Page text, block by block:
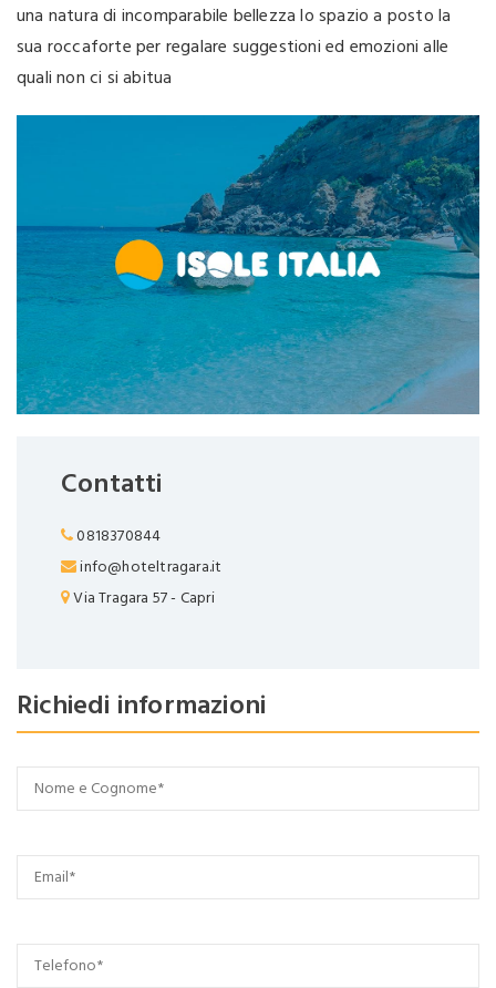
una natura di incomparabile bellezza lo spazio a posto la
sua roccaforte per regalare suggestioni ed emozioni alle
quali non ci si abitua
Contatti
0818370844
info@hoteltragara.it
Via Tragara 57 - Capri
Richiedi informazioni